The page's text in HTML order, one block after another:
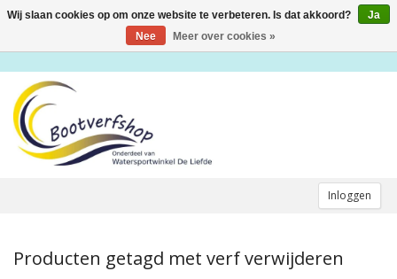
Inloggen
Toggle
Producten getagd met verf verwijderen
Wij slaan cookies op om onze website te verbeteren. Is dat akkoord?
Ja
Nee
Meer over cookies »